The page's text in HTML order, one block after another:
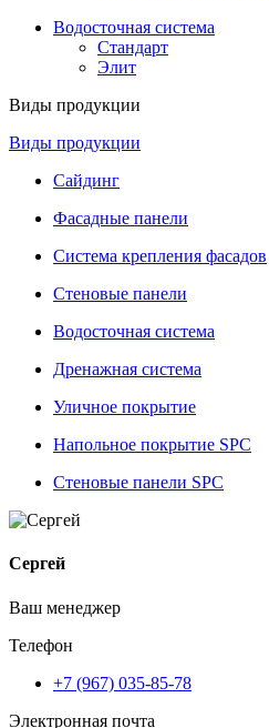
Водосточная система
Стандарт
Элит
Виды продукции
Виды продукции
Сайдинг
Фасадные панели
Система крепления фасадов
Стеновые панели
Водосточная система
Дренажная система
Уличное покрытие
Напольное покрытие SPC
Стеновые панели SPC
Сергей
Ваш менеджер
Телефон
+7 (967) 035-85-78
Электронная почта